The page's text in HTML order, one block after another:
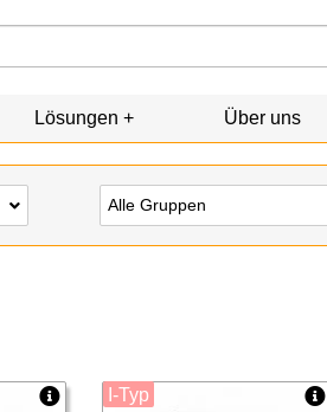
Lösungen Über uns
Alle Gruppen
I-Typ